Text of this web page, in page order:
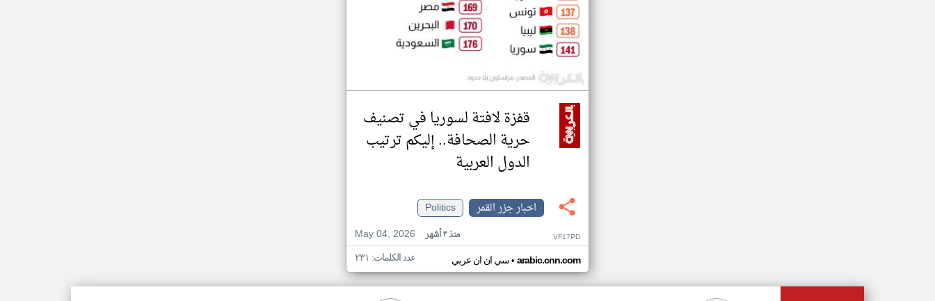
قفزة لافتة لسوريا في تصنيف
حرية الصحافة.. إليكم ترتيب
الدول العربية
اخبار جزر القمر
Politics
May 04, 2026
منذ ٣ أشهر VF17PD
سي ان ان عربي• arabic.cnn.com عدد الكلمات: ٢٣١